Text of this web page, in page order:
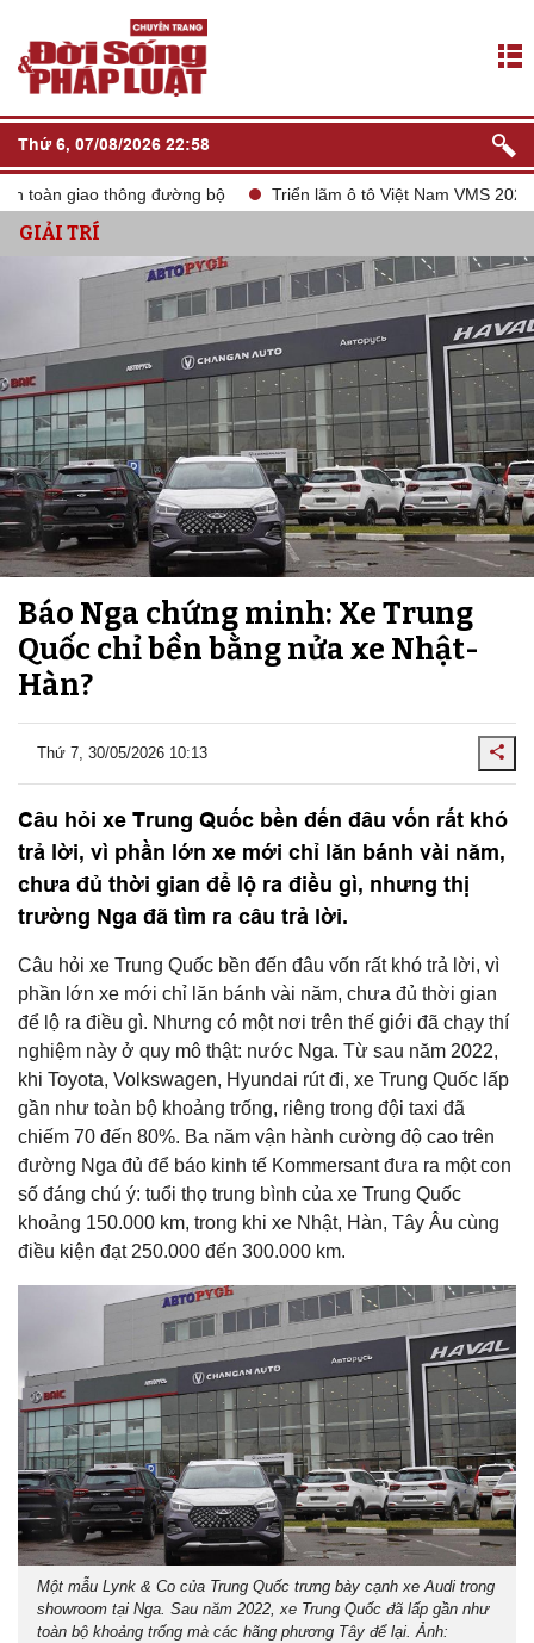
Thứ 6, 07/08/2026 22:58
giao thông đường bộ Triển lãm ô tô Việt Nam VMS 2024
GIẢI TRÍ
Báo Nga chứng minh: Xe Trung
Quốc chỉ bền bằng nửa xe Nhật-
Hàn?
Thứ 7, 30/05/2026 10:13
Câu hỏi xe Trung Quốc bền đến đâu vốn rất khó
trả lời, vì phần lớn xe mới chỉ lăn bánh vài năm,
chưa đủ thời gian để lộ ra điều gì, nhưng thị
trường Nga đã tìm ra câu trả lời.
Câu hỏi xe Trung Quốc bền đến đâu vốn rất khó trả lời, vì
phần lớn xe mới chỉ lăn bánh vài năm, chưa đủ thời gian
để lộ ra điều gì. Nhưng có một nơi trên thế giới đã chạy thí
nghiệm này ở quy mô thật: nước Nga. Từ sau năm 2022,
khi Toyota, Volkswagen, Hyundai rút đi, xe Trung Quốc lấp
gần như toàn bộ khoảng trống, riêng trong đội taxi đã
chiếm 70 đến 80%. Ba năm vận hành cường độ cao trên
đường Nga đủ để báo kinh tế Kommersant đưa ra một con
số đáng chú ý: tuổi thọ trung bình của xe Trung Quốc
khoảng 150.000 km, trong khi xe Nhật, Hàn, Tây Âu cùng
điều kiện đạt 250.000 đến 300.000 km.
Một mẫu Lynk & Co của Trung Quốc trưng bày cạnh xe Audi trong
showroom tại Nga. Sau năm 2022, xe Trung Quốc đã lấp gần như
toàn bộ khoảng trống mà các hãng phương Tây để lại. Ảnh: